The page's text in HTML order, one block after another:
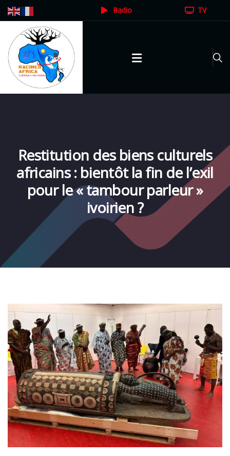
Radio TV
Restitution des biens culturels
africains : bientôt la fin de l’exil
pour le « tambour parleur »
ivoirien ?